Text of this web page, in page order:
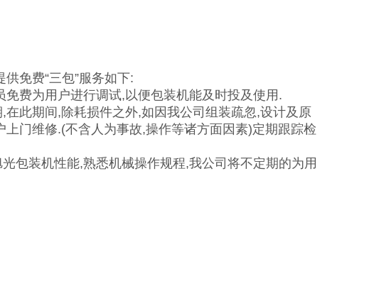
免费“三包”服务如下:
费为用户进行调试,以便包装机能及时投及使用.
此期间,除耗损件之外,如因我公司组装疏忽,设计及原
门维修.(不含人为事故,操作等诸方面因素)定期跟踪检
包装机性能,熟悉机械操作规程,我公司将不定期的为用